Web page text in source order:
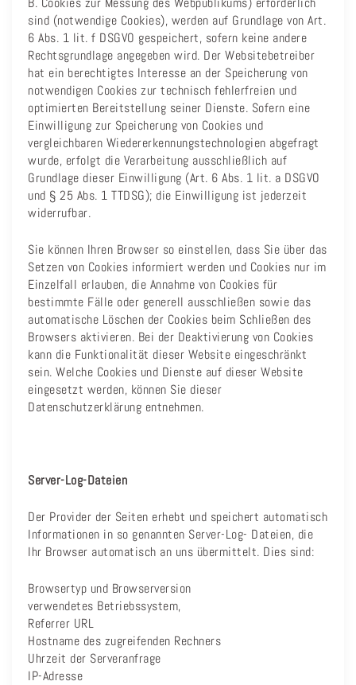
sind (notwendige Cookies), werden auf Grundlage von Art.
6 Abs. 1 lit. f DSGVO gespeichert, sofern keine andere
Rechtsgrundlage angegeben wird. Der Websitebetreiber
hat ein berechtigtes Interesse an der Speicherung von
notwendigen Cookies zur technisch fehlerfreien und
optimierten Bereitstellung seiner Dienste. Sofern eine
Einwilligung zur Speicherung von Cookies und
vergleichbaren Wiedererkennungstechnologien abgefragt
wurde, erfolgt die Verarbeitung ausschließlich auf
Grundlage dieser Einwilligung (Art. 6 Abs. 1 lit. a DSGVO
und § 25 Abs. 1 TTDSG); die Einwilligung ist jederzeit
widerrufbar.
Sie können Ihren Browser so einstellen, dass Sie über das
Setzen von Cookies informiert werden und Cookies nur im
Einzelfall erlauben, die Annahme von Cookies für
bestimmte Fälle oder generell ausschließen sowie das
automatische Löschen der Cookies beim Schließen des
Browsers aktivieren. Bei der Deaktivierung von Cookies
kann die Funktionalität dieser Website eingeschränkt
sein. Welche Cookies und Dienste auf dieser Website
eingesetzt werden, können Sie dieser
Datenschutzerklärung entnehmen.
Server-Log-Dateien
Der Provider der Seiten erhebt und speichert automatisch
Informationen in so genannten Server-Log- Dateien, die
Ihr Browser automatisch an uns übermittelt. Dies sind:
Browsertyp und Browserversion
verwendetes Betriebssystem,
Referrer URL
Hostname des zugreifenden Rechners
Uhrzeit der Serveranfrage
IP-Adresse